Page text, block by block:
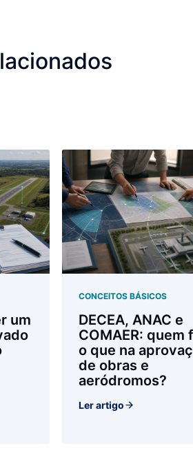
um
CONCEITOS BÁSICOS
DECEA, ANAC e
COMAER: quem
o que na
de obras e
aeródromos?
Ler artigo